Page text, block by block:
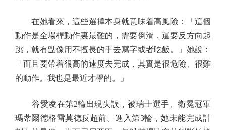
在她看來，這些選擇本身就意味着高風險：「這個
動作是全場桿動作裏最難的，需要倒滑，還要反方向起
跳，就有點像用不擅長的手去寫字或者吃飯。」她說：
「而且要帶着很高的速度去完成，其實是很危險、很難
的動作。我也是最近才學的。」
谷愛凌在第2輪出現失誤，被瑞士選手、衛冕冠軍
瑪蒂爾德格雷莫德反超前。進入第3輪，她未能完成計